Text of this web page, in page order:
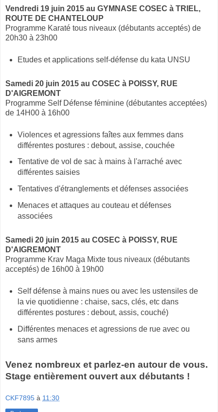
Vendredi 19 juin 2015 au GYMNASE COSEC à TRIEL,
ROUTE DE CHANTELOUP
Programme Karaté tous niveaux (débutants acceptés) de
20h30 à 23h00
Etudes et applications self-défense du kata UNSU
Samedi 20 juin 2015 au COSEC à POISSY, RUE
D'AIGREMONT
Programme Self Défense féminine (débutantes acceptées)
de 14H00 à 16h00
Violences et agressions faîtes aux femmes dans
différentes postures : debout, assise, couchée
Tentative de vol de sac à mains à l'arraché avec
différentes saisies
Tentatives d'étranglements et défenses associées
Menaces et attaques au couteau et défenses
associées
Samedi 20 juin 2015 au COSEC à POISSY, RUE
D'AIGREMONT
Programme Krav Maga Mixte tous niveaux (débutants
acceptés) de 16h00 à 19h00
Self défense à mains nues ou avec les ustensiles de
la vie quotidienne : chaise, sacs, clés, etc dans
différentes postures : debout, assis, couché)
Différentes menaces et agressions de rue avec ou
sans armes
Venez nombreux et parlez-en autour de vous.
Stage entièrement ouvert aux débutants !
CKF7895 à 11:30